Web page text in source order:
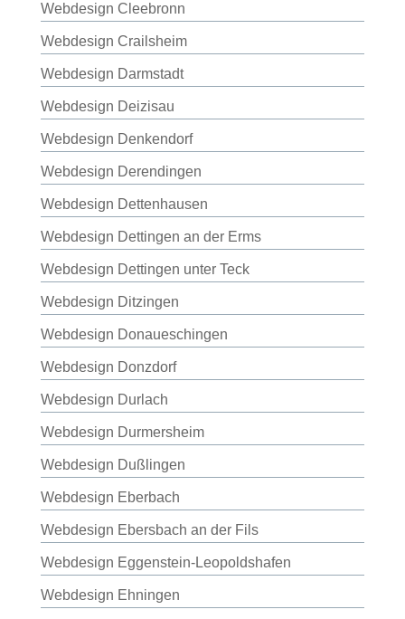
Webdesign Cleebronn
Webdesign Crailsheim
Webdesign Darmstadt
Webdesign Deizisau
Webdesign Denkendorf
Webdesign Derendingen
Webdesign Dettenhausen
Webdesign Dettingen an der Erms
Webdesign Dettingen unter Teck
Webdesign Ditzingen
Webdesign Donaueschingen
Webdesign Donzdorf
Webdesign Durlach
Webdesign Durmersheim
Webdesign Dußlingen
Webdesign Eberbach
Webdesign Ebersbach an der Fils
Webdesign Eggenstein-Leopoldshafen
Webdesign Ehningen